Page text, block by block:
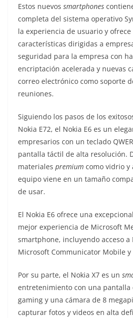
Estos nuevos smartphones
completa del sistema operativo
la experiencia de usuario y ofrece
características dirigidas a
seguridad para la empresa con
encriptación acelerada y nuevas
correo electrónico como soporte
reuniones.
Siguiendo los pasos de los
Nokia E72, el Nokia E6 es un
empresarios con un teclado
pantalla táctil de alta resolución.
materiales premium como vidrio y
equipo viene en un tamaño
de usar.
El Nokia E6 ofrece una
mejor experiencia de Microsoft
smartphone, incluyendo acceso a
Microsoft Communicator Mobile
Por su parte, el Nokia X7 es un
entretenimiento con una pantalla
gaming y una cámara de 8
capturar fotos y videos en alta